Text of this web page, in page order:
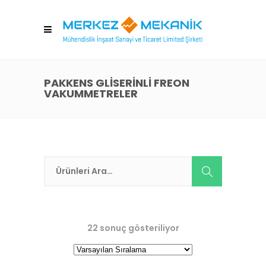
PAKKENS GLİSERİNLİ FREON
VAKUMMETRELER
22 sonuç gösteriliyor